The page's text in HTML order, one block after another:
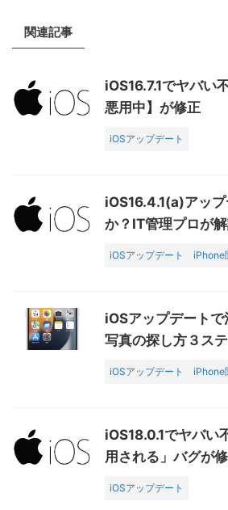
関連記事
iOS16.7.1でヤバい
悪用中】が修正
iOSアップデート
iOS16.4.1(a)アッ
か？IT管理プロが
iOSアップデート iPhone
iOSアップデート
写真の探し方３ス
iOSアップデート iPhone
iOS18.0.1でヤバい
用される」バグが
iOSアップデート